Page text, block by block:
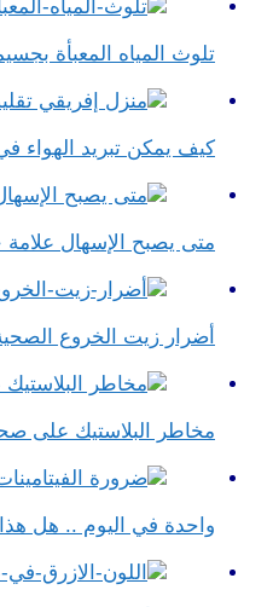
تلوث المياه المعبأة
كيف يمكن تبريد الهواء في
متى يصبح الإسهال
أضرار زيت الخروع
مخاطر البلاستيك على
واحدة في اليوم .. هل هذا